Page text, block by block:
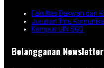
Fakultas Dakwah dan
Jurusan Ilmu
Kampus UIN SGD
Belangganan Newsletter